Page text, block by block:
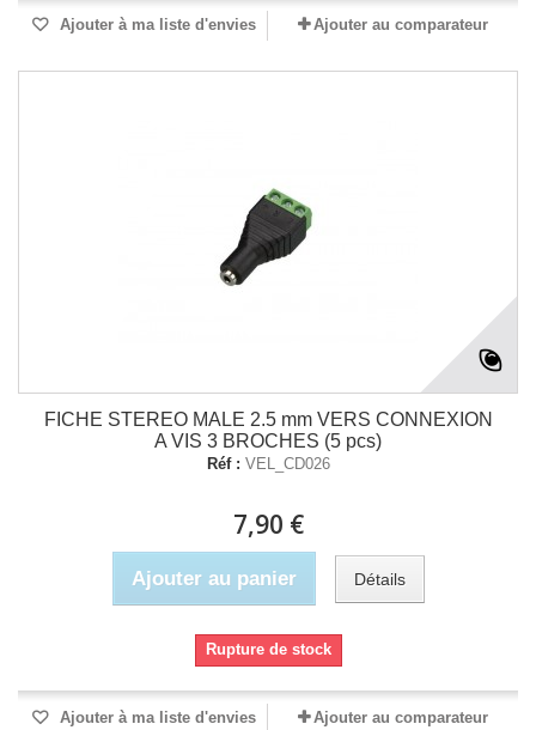
Ajouter à ma liste d'envies Ajouter au comparateur
FICHE STEREO MALE 2.5 mm VERS CONNEXION
A VIS 3 BROCHES (5 pcs)
Réf : VEL_CD026
7,90 €
Ajouter au panier Détails
Rupture de stock
Ajouter à ma liste d'envies Ajouter au comparateur